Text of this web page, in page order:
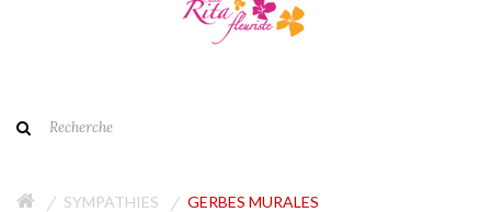
SYMPATHIES GERBES MURALES